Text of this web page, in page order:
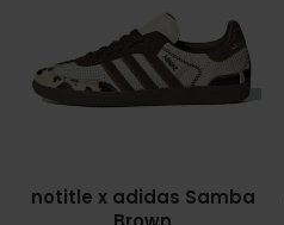
notitle x adidas Samba